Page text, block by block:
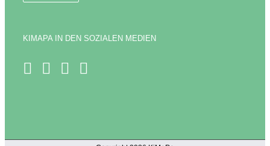
KIMAPA IN DEN SOZIALEN MEDIEN